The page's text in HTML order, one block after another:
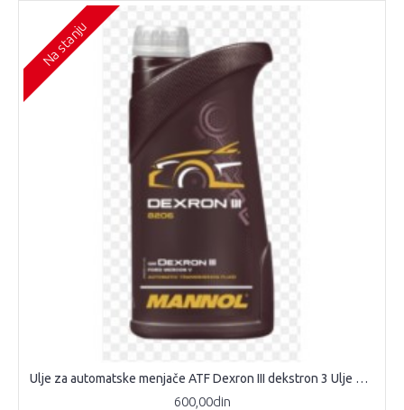
Na stanju
Ulje za automatske menjače ATF Dexron III dekstron 3 Ulje Dexron III 1L Dexron III menjačko ulje ulje za automatske menjače Dexron III
600,00din